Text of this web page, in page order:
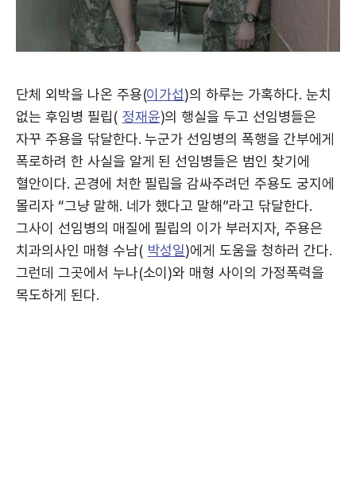
단체 외박을 나온 주용(이가섭)의 하루는 가혹하다. 눈치
없는 후임병 필립( 정재윤)의 행실을 두고 선임병들은
자꾸 주용을 닦달한다. 누군가 선임병의 폭행을 간부에게
폭로하려 한 사실을 알게 된 선임병들은 범인 찾기에
혈안이다. 곤경에 처한 필립을 감싸주려던 주용도 궁지에
몰리자 “그냥 말해. 네가 했다고 말해”라고 닦달한다.
그사이 선임병의 매질에 필립의 이가 부러지자, 주용은
치과의사인 매형 수남( 박성일)에게 도움을 청하러 간다.
그런데 그곳에서 누나(소이)와 매형 사이의 가정폭력을
목도하게 된다.